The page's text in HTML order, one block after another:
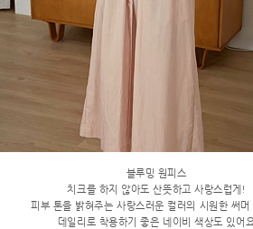
블루밍 원피스
치크를 하지 않아도 산뜻하고 사랑스럽게!
피부 톤을 밝혀주는 사랑스러운 컬러의 시원한 써머
데일리로 착용하기 좋은 네이비 색상도 있어